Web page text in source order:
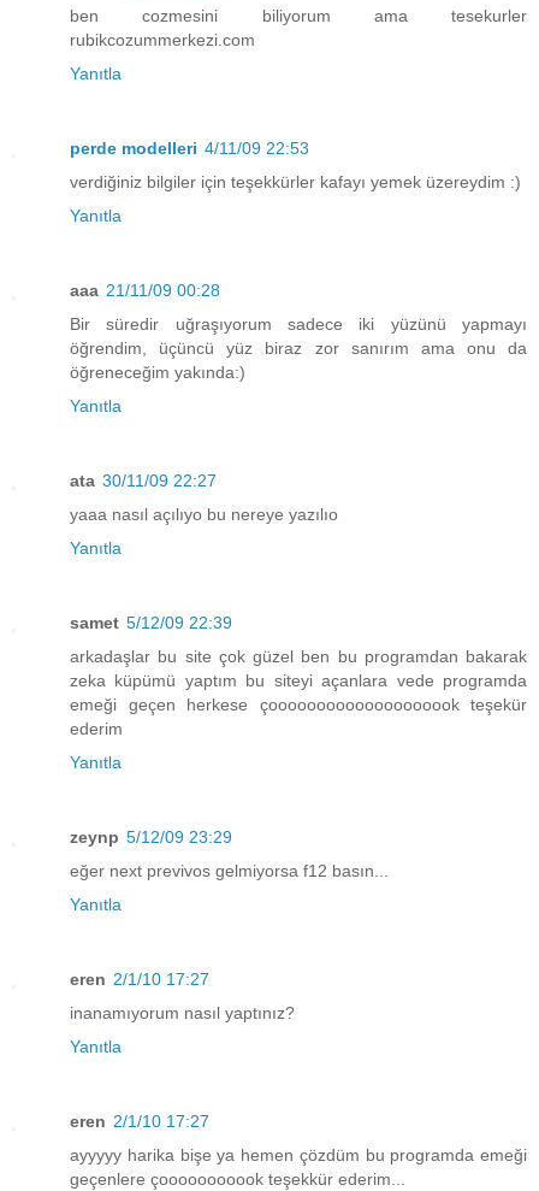
ben cozmesini biliyorum ama tesekurler
rubikcozummerkezi.com
Yanıtla
perde modelleri 4/11/09 22:53
verdiğiniz bilgiler için teşekkürler kafayı yemek üzereydim :)
Yanıtla
aaa 21/11/09 00:28
Bir süredir uğraşıyorum sadece iki yüzünü yapmayı
öğrendim, üçüncü yüz biraz zor sanırım ama onu da
öğreneceğim yakında:)
Yanıtla
ata 30/11/09 22:27
yaaa nasıl açılıyo bu nereye yazılıo
Yanıtla
samet 5/12/09 22:39
arkadaşlar bu site çok güzel ben bu programdan bakarak
zeka küpümü yaptım bu siteyi açanlara vede programda
emeği geçen herkese çoooooooooooooooooook teşekür
ederim
Yanıtla
zeynp 5/12/09 23:29
eğer next previvos gelmiyorsa f12 basın...
Yanıtla
eren 2/1/10 17:27
inanamıyorum nasıl yaptınız?
Yanıtla
eren 2/1/10 17:27
ayyyyy harika bişe ya hemen çözdüm bu programda emeği
geçenlere çooooooooook teşekkür ederim...